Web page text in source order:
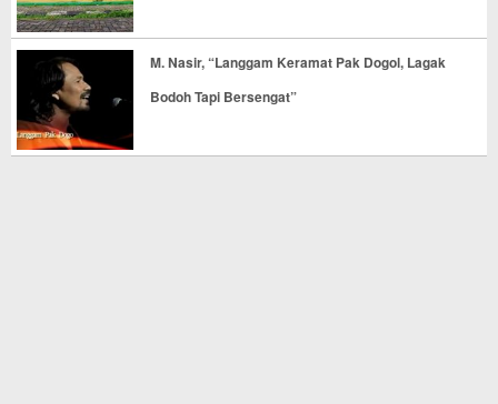
M. Nasir, “Langgam Keramat Pak Dogol, Lagak
Bodoh Tapi Bersengat”